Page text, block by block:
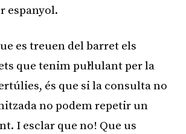
espanyol.
es treuen del barret els
que tenim pul·lulant per la
és que si la consulta no
no podem repetir un
I esclar que no! Que us